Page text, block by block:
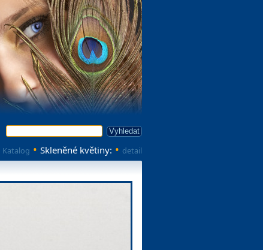
Vyhledat
Katalog • Skleněné květiny: • detail